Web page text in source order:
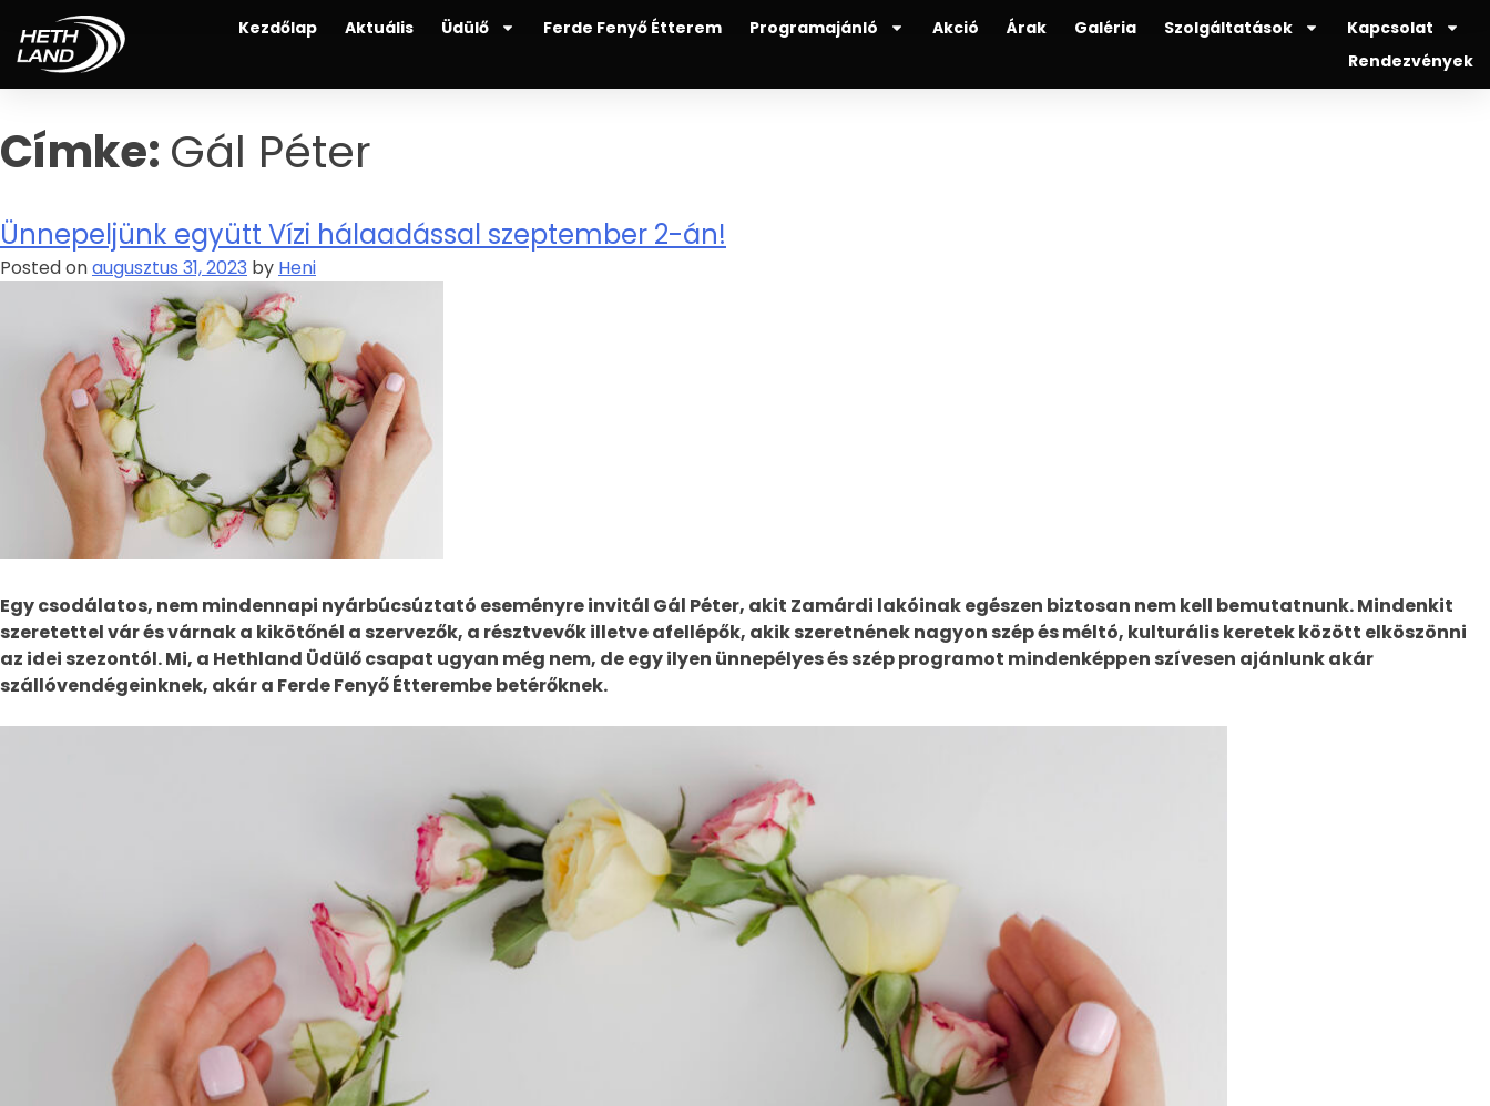
Kezdőlap Aktuális Üdülő Ferde Fenyő Étterem Programajánló Akció Árak Galéria Szolgáltatások
Kapcsolat
Rendezvények
Címke: Gál Péter
Ünnepeljünk együtt Vízi hálaadással szeptember 2-án!
Posted onaugusztus 31, 2023 by Heni
Egy csodálatos, nem mindennapi nyárbúcsúztató eseményre invitál Gál Péter, akit Zamárdi lakóinak egészen biztosan nem kell bemutatnunk. Mindenkit
szeretettel vár és várnak a kikötőnél a szervezők, a résztvevők illetve afellépők, akik szeretnének nagyon szép és méltó, kulturális keretek között elköszönni
az idei szezontól. Mi, a Hethland Üdülő csapat ugyan még nem, de egy ilyen ünnepélyes és szép programot mindenképpen szívesen ajánlunk akár
szállóvendégeinknek, akár a Ferde Fenyő Étterembe betérőknek.